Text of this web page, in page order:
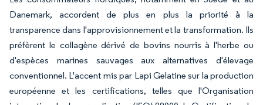
Danemark, accordent de plus en plus la priorité à la
transparence dans l'approvisionnement et la transformation. Ils
préfèrent le collagène dérivé de bovins nourris à l'herbe ou
d'espèces marines sauvages aux alternatives d'élevage
conventionnel. L'accent mis par Lapi Gelatine sur la production
européenne et les certifications, telles que l'Organisation